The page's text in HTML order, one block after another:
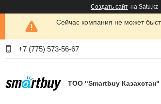
Создать сайт на Satu.kz
Сейчас компания не может
+7 (775) 573-56-67
ТОО "Smartbuy Казахстан"